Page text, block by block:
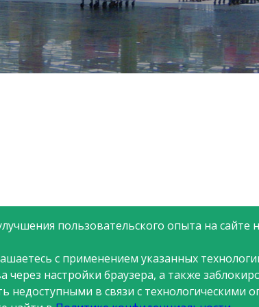
пользовательского опыта на сайте
с применением указанных
через настройки браузера, а также
недоступными в связи с технологическими
и
в принятии
Приоритетом для
компании.